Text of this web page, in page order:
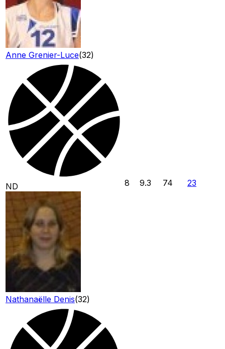
Anne Grenier-Luce(32)
ND
Nathanaëlle Denis(32)
8 9.3 74 23